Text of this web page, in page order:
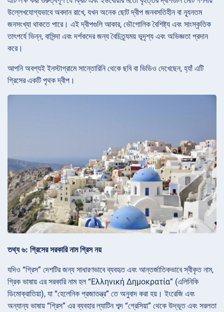
উল্লেখযোগ্যভাবে অবদান রাখে, যখন অনেক ছোট দ্বীপ জনবসতিহীন বা ন্যূনতম
জনসংখ্যা থাকতে পারে। এই দ্বীপগুলি আকার, ভৌগোলিক বৈশিষ্ট্য এবং সাংস্কৃতিক
তাৎপর্যে ভিন্ন, বাসিন্দা এবং দর্শকদের জন্য বৈচিত্র্যময় ভূদৃশ্য এবং অভিজ্ঞতা প্রদান
করে।
আপনি অবশ্যই ইনস্টাগ্রামে সান্তোরিনি থেকে ছবি বা ভিডিও দেখেছেন, হ্যাঁ এটি
গ্রিসের একটি পৃথক দ্বীপ।
তথ্য ৬: গ্রিসের সরকারি নাম গ্রিস নয়
যদিও “গ্রিস” দেশটির জন্য সাধারণভাবে ব্যবহৃত এবং আন্তর্জাতিকভাবে স্বীকৃত নাম,
গ্রিক ভাষায় এর সরকারি নাম হল “Ελληνική Δημοκρατία” (এলিনিকি
ডিমোক্রাতিয়া), যা “হেলেনিক প্রজাতন্ত্র” তে অনুবাদ করা হয়। ইংরেজি এবং
অন্যান্য ভাষায় “গ্রিস” এর ব্যবহার ল্যাটিন শব্দ “গ্রেসিয়া” থেকে উদ্ভূত এবং সরলতা